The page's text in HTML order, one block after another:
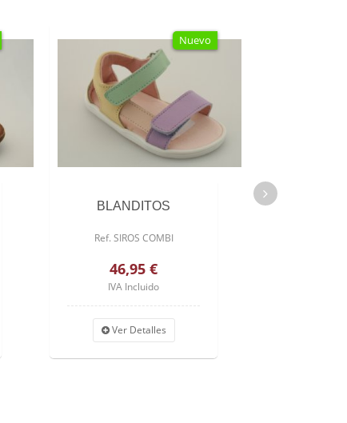
Nuevo
BLANDITOS
Ref. SIROS COMBI
46,95 €
IVA Incluido
Ver Detalles